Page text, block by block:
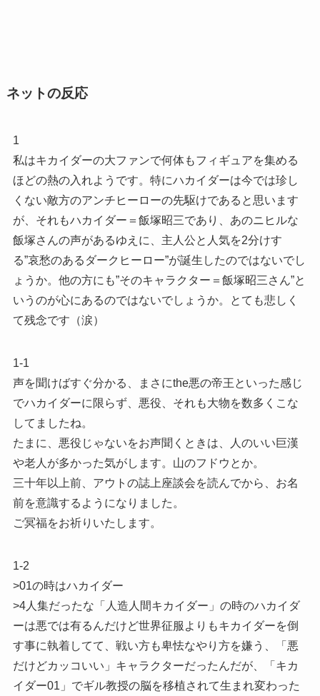
ネットの反応
1
私はキカイダーの大ファンで何体もフィギュアを集める
ほどの熱の入れようです。特にハカイダーは今では珍し
くない敵方のアンチヒーローの先駆けであると思います
が、それもハカイダー＝飯塚昭三であり、あのニヒルな
飯塚さんの声があるゆえに、主人公と人気を2分けす
る”哀愁のあるダークヒーロー”が誕生したのではないでし
ょうか。他の方にも”そのキャラクター＝飯塚昭三さん”と
いうのが心にあるのではないでしょうか。とても悲しく
て残念です（涙）
1-1
声を聞けばすぐ分かる、まさにthe悪の帝王といった感じ
でハカイダーに限らず、悪役、それも大物を数多くこな
してましたね。
たまに、悪役じゃないをお声聞くときは、人のいい巨漢
や老人が多かった気がします。山のフドウとか。
三十年以上前、アウトの誌上座談会を読んでから、お名
前を意識するようになりました。
ご冥福をお祈りいたします。
1-2
>01の時はハカイダー
>4人集だったな「人造人間キカイダー」の時のハカイダ
ーは悪では有るんだけど世界征服よりもキカイダーを倒
す事に執着してて、戦い方も卑怯なやり方を嫌う、「悪
だけどカッコいい」キャラクターだったんだが、「キカ
イダー01」でギル教授の脳を移植されて生まれ変わった